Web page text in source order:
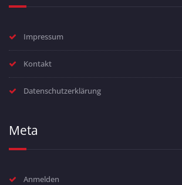
Impressum
Kontakt
Datenschutzerklärung
Meta
Anmelden